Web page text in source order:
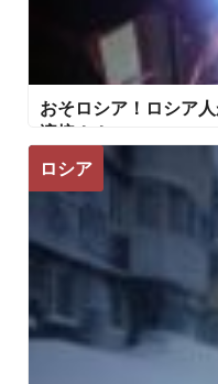
おそロシア！ロシア
溶接！！
ロシア